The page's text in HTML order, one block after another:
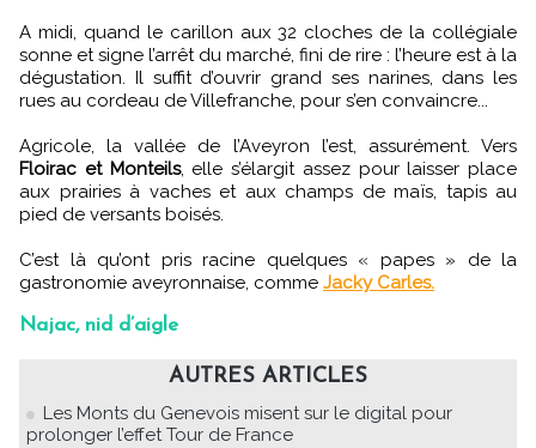
A midi, quand le carillon aux 32 cloches de la collégiale
sonne et signe l’arrêt du marché, fini de rire : l’heure est à la
dégustation. Il suffit d’ouvrir grand ses narines, dans les
rues au cordeau de Villefranche, pour s’en convaincre...
Agricole, la vallée de l’Aveyron l’est, assurément. Vers
Floirac et Monteils, elle s’élargit assez pour laisser place
aux prairies à vaches et aux champs de maïs, tapis au
pied de versants boisés.
C’est là qu’ont pris racine quelques « papes » de la
gastronomie aveyronnaise, comme Jacky Carles.
Najac, nid d’aigle
AUTRES ARTICLES
Les Monts du Genevois misent sur le digital pour
prolonger l’effet Tour de France